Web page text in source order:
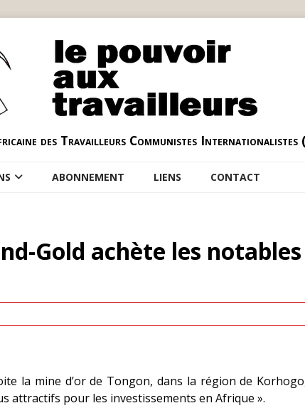
des Travailleurs Communistes Internationalistes
ABONNEMENT LIENS CONTACT
Gold achète les notables
la mine d’or de Tongon, dans la région de
attractifs pour les investissements en Afrique ».